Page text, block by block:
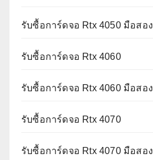
รับซื้อการ์ดจอ Rtx 4050 มือสอง
รับซื้อการ์ดจอ Rtx 4060
รับซื้อการ์ดจอ Rtx 4060 มือสอง
รับซื้อการ์ดจอ Rtx 4070
รับซื้อการ์ดจอ Rtx 4070 มือสอง